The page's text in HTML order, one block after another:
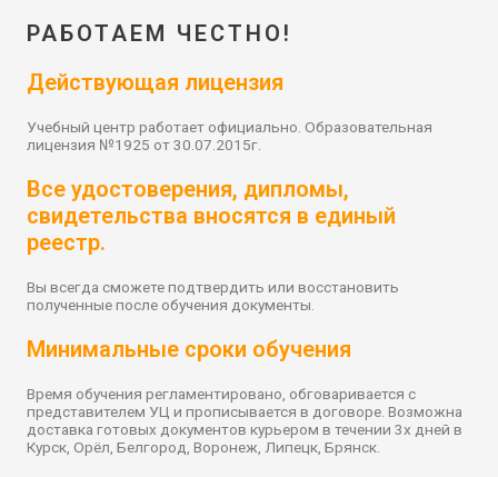
РАБОТАЕМ ЧЕСТНО!
Действующая лицензия
Учебный центр работает официально. Образовательная
лицензия №1925 от 30.07.2015г.
Все удостоверения, дипломы,
свидетельства вносятся в единый
реестр.
Вы всегда сможете подтвердить или восстановить
полученные после обучения документы.
Минимальные сроки обучения
Время обучения регламентировано, обговаривается с
представителем УЦ и прописывается в договоре. Возможна
доставка готовых документов курьером в течении 3х дней в
Курск, Орёл, Белгород, Воронеж, Липецк, Брянск.